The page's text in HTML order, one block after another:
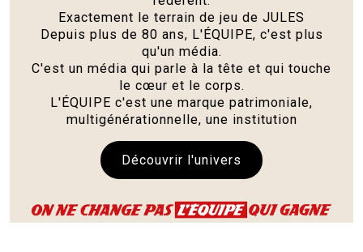
Exactement le terrain de jeu de JULES
Depuis plus de 80 ans, L'ÉQUIPE, c'est plus
qu'un média.
C'est un média qui parle à la tête et qui touche
le cœur et le corps.
L'ÉQUIPE c'est une marque patrimoniale,
multigénérationnelle, une institution
Découvrir l'univers